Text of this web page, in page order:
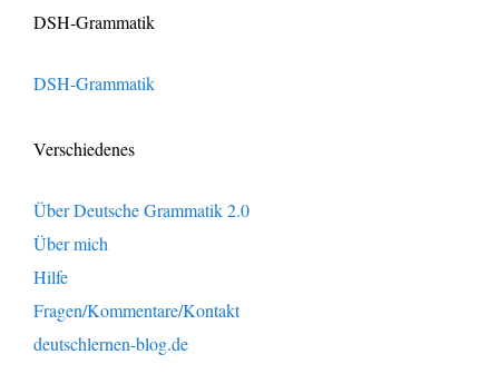
DSH-Grammatik
DSH-Grammatik
Verschiedenes
Über Deutsche Grammatik 2.0
Über mich
Hilfe
Fragen/Kommentare/Kontakt
deutschlernen-blog.de